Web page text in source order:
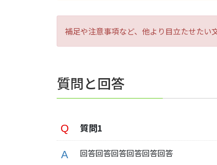
補足や注意事項など、他より目立たせたい
質問と回答
質問1
回答回答回答回答回答回答